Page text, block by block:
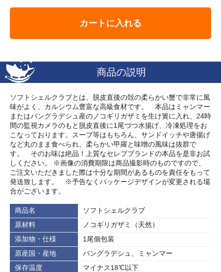
カートに入れる
商品の説明
ソフトシェルクラブとは、脱皮直後の殻の柔らかい蟹で非常に風
味がよく、カルシウム豊富な高級食材です。 本品はミャンマー
またはバングラデシュ産のノコギリガザミを生け簀に入れ、24時
間の監視カメラのもと脱皮直後に1尾づつ水揚げ、冷凍処理をお
こなっております。スープ等はもちろん、サンドイッチや唐揚げ
など丸のまま食べられ、柔らかい甲羅と味噌の風味は抜群で
す。 そのお味は絶品！上質なセレブブランドの本品を是非お試
しください。 ※画像の消費期限は商品撮影時のものですので、
ご注文いただきました際は十分な期間があるものを責任をもって
発送致します。 ※予告なくパッケージデザインが変更される場
合がございます。
商品名
ソフトシェルクラブ
原材料
ノコギリガザミ（天然）
添加物・仕様
1尾個包装
原産国・産地
バングラデシュ、ミャンマー
保存温度
マイナス18℃以下